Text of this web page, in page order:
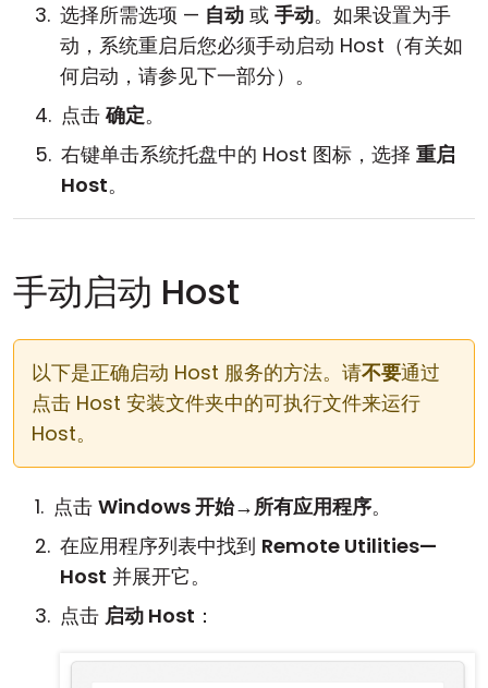
选择所需选项 — 自动 或 手动。如果设置为手
动，系统重启后您必须手动启动 Host（有关如
何启动，请参见下一部分）。
点击确定。
右键单击系统托盘中的 Host 图标，选择 重启
Host。
手动启动 Host
以下是正确启动 Host 服务的方法。请不要通过
点击 Host 安装文件夹中的可执行文件来运行
Host。
点击 Windows 开始→所有应用程序。
在应用程序列表中找到 Remote Utilities—
Host 并展开它。
点击 启动 Host ：